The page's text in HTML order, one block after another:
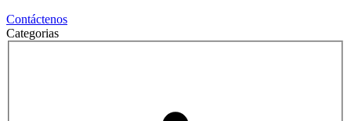
Contáctenos
Categorias